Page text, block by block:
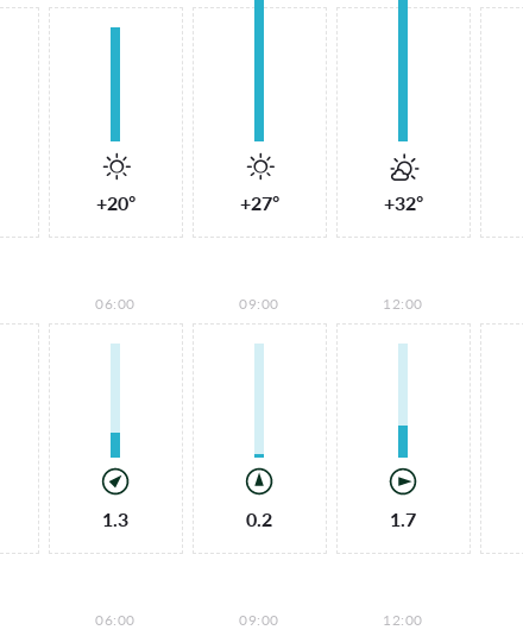
+20° +27° +32°
06:00
1.3
09:00
0.2
12:00
1.7
06:00 09:00 12:00